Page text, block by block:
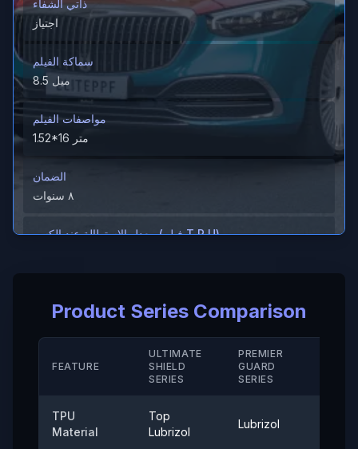
ذاتي الشفاء
اجتياز
سماكة الفيلم
8.5 ميل
مواصفات الفيلم
1.52*16 متر
الضمان
٨ سنوات
معدل الاستطالة عند الكسر (فيلم T P U)
＞280（%）
-40° إلى 120°
Product Series Comparison
FEATURE
ULTIMATE
SHIELD
SERIES
PREMIER
GUARD
SERIES
TPU
Material
Top
Lubrizol
Lubrizol